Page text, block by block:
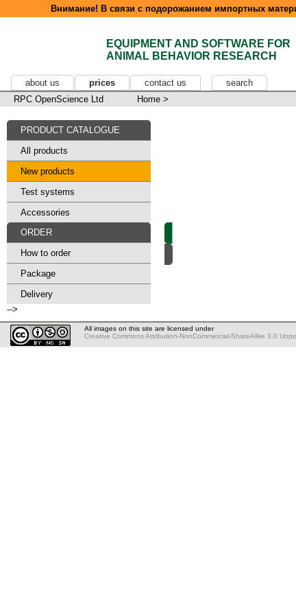
Внимание! В связи с подорожанием импортных
EQUIPMENT AND SOFTWARE FOR
ANIMAL BEHAVIOR RESEARCH
about us prices contact us search
RPC OpenScience Ltd Home >
PRODUCT CATALOGUE
All products
New products
Test systems
Accessories
ORDER
How to order
Package
Delivery
-->
All images on this site are licensed under
Creative Commons Attribution-NonCommercial-ShareAlike 3.0